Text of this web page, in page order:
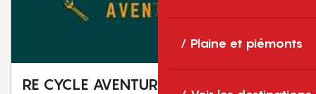
Plaine et piémonts
RE CYCLE AVENTURE